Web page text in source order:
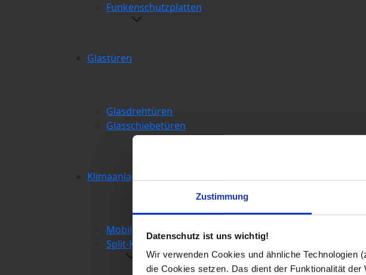
Zustimmung
Datenschutz ist uns wichtig!
Wir verwenden Cookies und ähnliche
die Cookies setzen. Das dient der Funktionalität
Funkenschutzplatten
Glastüren
Glasdrehtüren
Glasschiebetüren
Klimaanlagen
Mobile Klimaanlagen
Split-Klimaanlagen